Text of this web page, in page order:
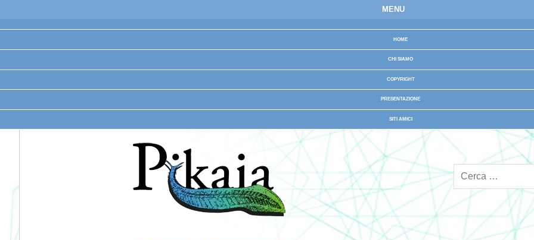
MENU
HOME
CHI SIAMO
COPYRIGHT
PRESENTAZIONE
SITI AMICI